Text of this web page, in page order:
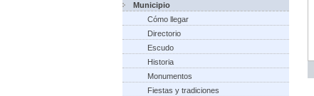
Municipio
Cómo llegar
Directorio
Escudo
Historia
Monumentos
Fiestas y tradiciones